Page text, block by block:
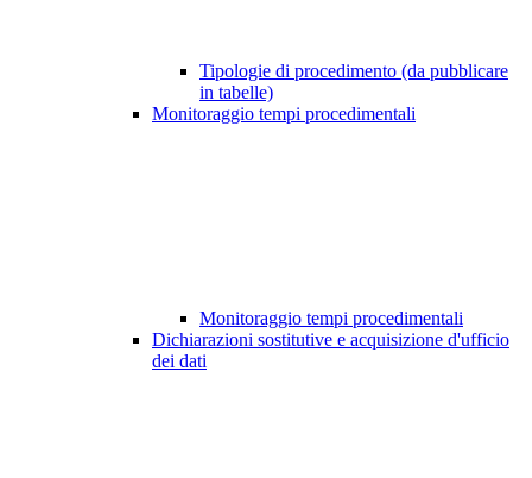
Tipologie di procedimento (da pubblicare
in tabelle)
Monitoraggio tempi procedimentali
Monitoraggio tempi procedimentali
Dichiarazioni sostitutive e acquisizione d'ufficio
dei dati